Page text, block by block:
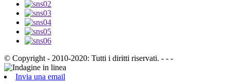
© Copyright - 2010-2020: Tutti i diritti riservati. - - -
Invia una email